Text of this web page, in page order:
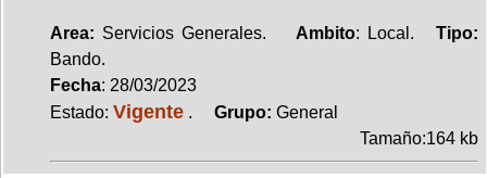
Area: Servicios Generales. Ambito: Local.Tipo:
Bando.
Fecha: 28/03/2023
Estado: Vigente . Grupo: General
Tamaño:164 kb